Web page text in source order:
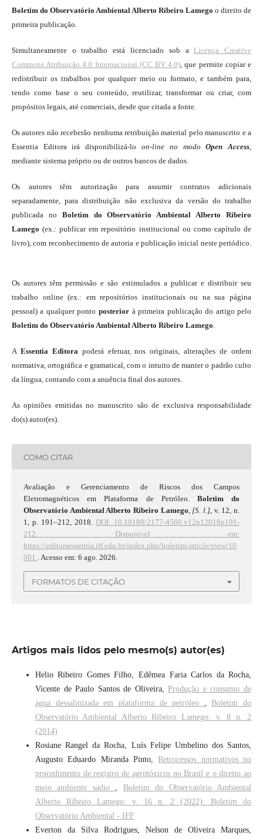
Boletim do Observatório Ambiental Alberto Ribeiro Lamegoo direito de
primeira publicação.
Simultaneamente o trabalho está licenciado sob a Licença Creative
Commons Atribuição 4.0 Internacional (CC BY 4.0), que permite copiar e
redistribuir os trabalhos por qualquer meio ou formato, e também para,
tendo como base o seu conteúdo, reutilizar, transformar ou criar, com
propósitos legais, até comerciais, desde que citada a fonte.
Os autores não receberão nenhuma retribuição material pelo manuscrito e a
Essentia Editora irá disponibilizá-lo on-line no modo Open Access,
mediante sistema próprio ou de outros bancos de dados.
Os autores têm autorização para assumir contratos adicionais
separadamente, para distribuição não exclusiva da versão do trabalho
publicada no Boletim do Observatório Ambiental Alberto Ribeiro
Lamego (ex.: publicar em repositório institucional ou como capítulo de
livro), com reconhecimento de autoria e publicação inicial neste periódico.
Os autores têm permissão e são estimulados a publicar e distribuir seu
trabalho online (ex.: em repositórios institucionais ou na sua página
pessoal) a qualquer ponto posterior à primeira publicação do artigo pelo
Boletim do Observatório Ambiental Alberto Ribeiro Lamego.
A Essentia Editorapoderá efetuar, nos originais, alterações de ordem
normativa, ortográfica e gramatical, com o intuito de manter o padrão culto
da língua, contando com a anuência final dos autores.
As opiniões emitidas no manuscrito são de exclusiva responsabilidade
do(s) autor(es).
COMO CITAR
Avaliação e Gerenciamento de Riscos dos Campos
Eletromagnéticos em Plataforma de Petróleo. Boletim do
Observatório Ambiental Alberto Ribeiro Lamego, [S. l.], v. 12, n.
1, p. 191–212, 2018. DOI: 10.19180/2177-4560.v12n12018p191-
212. Disponível em:
https://editoraessentia.iff.edu.br/index.php/boletim/article/view/10
001.. Acesso em: 6 ago. 2026.
FORMATOS DE CITAÇÃO
Artigos mais lidos pelo mesmo(s) autor(es)
Helio Ribeiro Gomes Filho, Edêmea Faria Carlos da Rocha,
Vicente de Paulo Santos de Oliveira, Produção e consumo de
água dessalinizada em plataforma de petróleo , Boletim do
Observatório Ambiental Alberto Ribeiro Lamego: v. 8 n. 2
(2014)
Rosiane Rangel da Rocha, Luís Felipe Umbelino dos Santos,
Augusto Eduardo Miranda Pinto, Retrocessos normativos no
procedimento de registro de agrotóxicos no Brasil e o direito ao
meio ambiente sadio , Boletim do Observatório Ambiental
Alberto Ribeiro Lamego: v. 16 n. 2 (2022): Boletim do
Observatório Ambiental - IFF
Everton da Silva Rodrigues, Nelson de Oliveira Marques,